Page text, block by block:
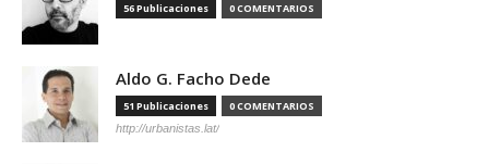
56 Publicaciones 0 COMENTARIOS
Aldo G. Facho Dede
51 Publicaciones 0 COMENTARIOS
http://urbanistas.lat/